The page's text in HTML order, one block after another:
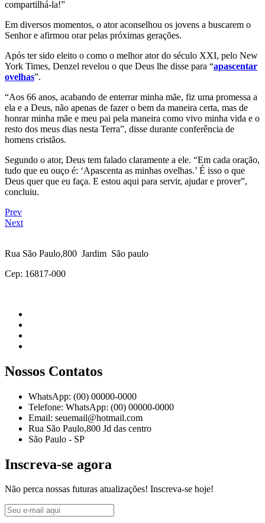
compartilhá-la!”
Em diversos momentos, o ator aconselhou os jovens a buscarem o
Senhor e afirmou orar pelas próximas gerações.
Após ter sido eleito o como o melhor ator do século XXI, pelo New
York Times, Denzel revelou o que Deus lhe disse para “apascentar
ovelhas”.
“Aos 66 anos, acabando de enterrar minha mãe, fiz uma promessa a
ela e a Deus, não apenas de fazer o bem da maneira certa, mas de
honrar minha mãe e meu pai pela maneira como vivo minha vida e o
resto dos meus dias nesta Terra”, disse durante conferência de
homens cristãos.
Segundo o ator, Deus tem falado claramente a ele. “Em cada oração,
tudo que eu ouço é: ‘Apascenta as minhas ovelhas.’ É isso o que
Deus quer que eu faça. E estou aqui para servir, ajudar e prover”,
concluiu.
Prev
Next
Rua São Paulo,800 Jardim São paulo
Cep: 16817-000
Nossos Contatos
WhatsApp: (00) 00000-0000
Telefone: WhatsApp: (00) 00000-0000
Email: seuemail@hotmail.com
Rua São Paulo,800 Jd das centro
São Paulo - SP
Inscreva-se agora
Não perca nossas futuras atualizações! Inscreva-se hoje!